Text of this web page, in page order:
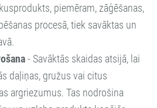
piemēram, zāģēšanas,
procesā, tiek savāktas un
- Savāktās skaidas atsijā, lai
daļiņas, gružus vai citus
argriezumus. Tas nodrošina